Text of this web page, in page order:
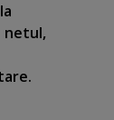
netul,